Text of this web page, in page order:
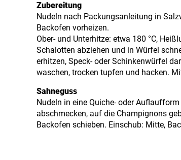
Zubereitung
Nudeln nach Packungsanleitung in
Backofen vorheizen.
Ober- und Unterhitze: etwa 180 °C,
Schalotten abziehen und in Würfel
erhitzen, Speck- oder Schinkenwürfel
waschen, trocken tupfen und hacken.
Sahneguss
Nudeln in eine Quiche- oder
abschmecken, auf die Champignons
Backofen schieben. Einschub: Mitte,